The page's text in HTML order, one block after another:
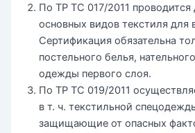
По ТР ТС 017/2011 проводится
основных видов текстиля для
Сертификация обязательна
постельного белья,
одежды первого слоя.
По ТР ТС 019/2011
в т. ч. текстильной
защищающие от опасных